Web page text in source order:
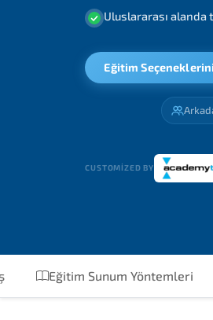
Uluslararası alanda
Eğitim
CUSTOMIZED BY
Eğitim Sunum Yöntemleri